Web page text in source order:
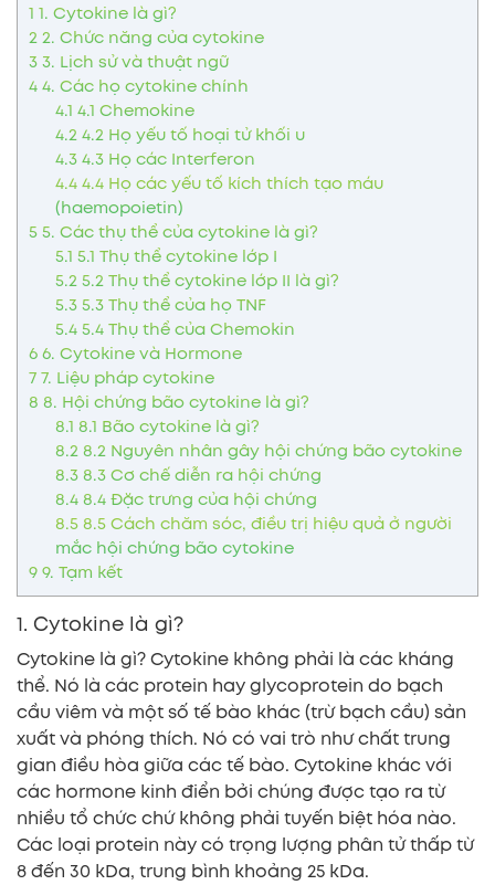
1 1. Cytokine là gì?
22. Chức năng của cytokine
33. Lịch sử và thuật ngữ
44. Các họ cytokine chính
4.1 4.1 Chemokine
4.24.2 Họ yếu tố hoại tử khối u
4.34.3 Họ các Interferon
4.44.4 Họ các yếu tố kích thích tạo máu
(haemopoietin)
55. Các thụ thể của cytokine là gì?
5.1 5.1 Thụ thể cytokine lớp I
5.25.2 Thụ thể cytokine lớp II là gì?
5.35.3 Thụ thể của họ TNF
5.45.4 Thụ thể của Chemokin
66. Cytokine và Hormone
77. Liệu pháp cytokine
8 8. Hội chứng bão cytokine là gì?
8.1 8.1 Bão cytokine là gì?
8.28.2 Nguyên nhân gây hội chứng bão cytokine
8.38.3 Cơ chế diễn ra hội chứng
8.48.4 Đặc trưng của hội chứng
8.58.5 Cách chăm sóc, điều trị hiệu quả ở người
mắc hội chứng bão cytokine
99. Tạm kết
1. Cytokine là gì?
Cytokine là gì? Cytokine không phải là các kháng
thể. Nó là các protein hay glycoprotein do bạch
cầu viêm và một số tế bào khác (trừ bạch cầu) sản
xuất và phóng thích. Nó có vai trò như chất trung
gian điều hòa giữa các tế bào. Cytokine khác với
các hormone kinh điển bởi chúng được tạo ra từ
nhiều tổ chức chứ không phải tuyến biệt hóa nào.
Các loại protein này có trọng lượng phân tử thấp từ
8 đến 30 kDa, trung bình khoảng 25 kDa.